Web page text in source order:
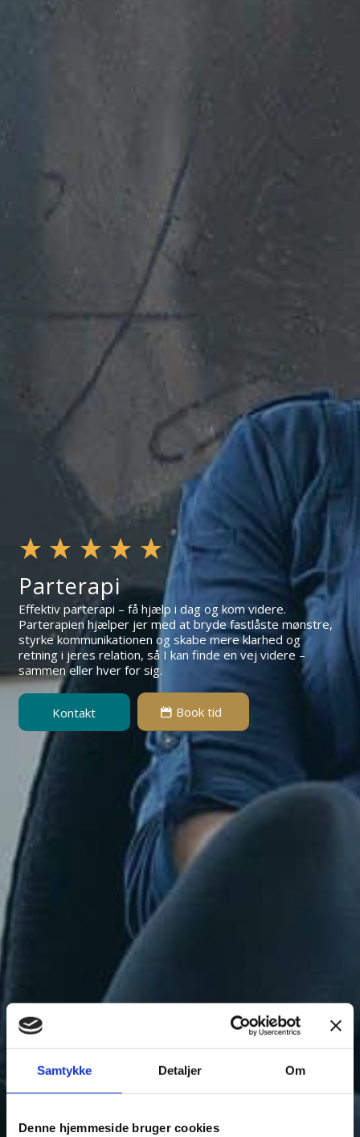
Samtykke Detaljer Om
Denne hjemmeside bruger cookies
Parterapi
Effektiv parterapi – få hjælp i dag og kom videre.
Parterapien hjælper jer med at bryde fastlåste mønstre,
styrke kommunikationen og skabe mere klarhed og
retning i jeres relation, så I kan finde en vej videre –
sammen eller hver for sig.
Kontakt Book tid